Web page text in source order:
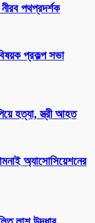
পথপ্রদর্শক
প্রকল্প সভা
হত্যা, স্ত্রী আহত
অ্যাসোসিয়েশনের